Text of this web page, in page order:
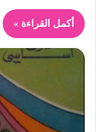
أكمل القراءة »